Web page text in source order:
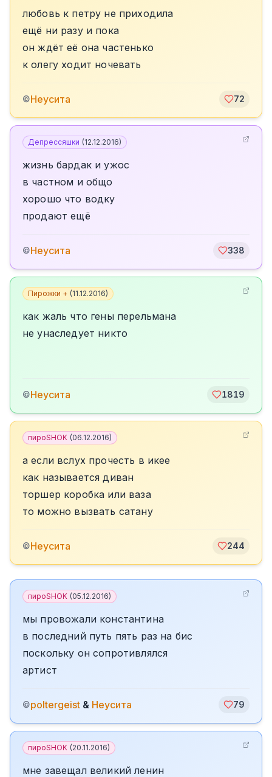
любовь к петру не приходила
ещё ни разу и пока
он ждёт её она частенько
к олегу ходит ночевать
©Неусита 72
Депрессяшки (12.12.2016)
жизнь бардак и ужос
в частном и общо
хорошо что водку
продают ещё
©Неусита 338
Пирожки + (11.12.2016)
как жаль что гены перельмана
не унаследует никто
©Неусита 1819
пироSHOK (06.12.2016)
а если вслух прочесть в икее
как называется диван
торшер коробка или ваза
то можно вызвать сатану
©Неусита 244
пироSHOK (05.12.2016)
мы провожали константина
в последний путь пять раз на бис
поскольку он сопротивлялся
артист
©poltergeist & Неусита 79
пироSHOK (20.11.2016)
мне завещал великий ленин